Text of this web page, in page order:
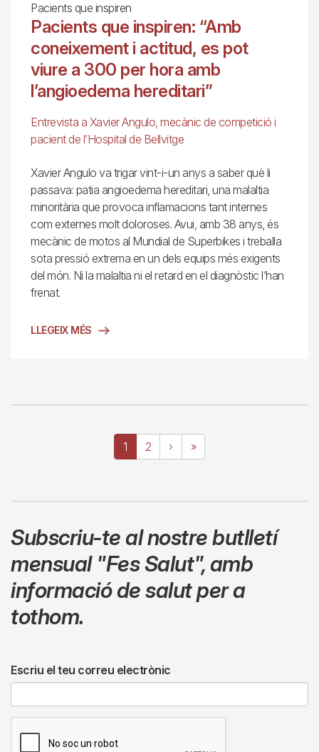
Pacients que inspiren
Pacients que inspiren: “Amb
coneixement i actitud, es pot
viure a 300 per hora amb
l’angioedema hereditari”
Entrevista a Xavier Angulo, mecànic de competició i
pacient de l’Hospital de Bellvitge
Xavier Angulo va trigar vint-i-un anys a saber què li
passava: patia angioedema hereditari, una malaltia
minoritària que provoca inflamacions tant internes
com externes molt doloroses. Avui, amb 38 anys, és
mecànic de motos al Mundial de Superbikes i treballa
sota pressió extrema en un dels equips més exigents
del món. Ni la malaltia ni el retard en el diagnòstic l’han
frenat.
LLEGEIX MÉS
Pàgina
actual
1 Page
2
Pàgina
següent
›
Última
pàgina
»
Subscriu-te al nostre butlletí
mensual "Fes Salut",amb
informació de salut per a
tothom.
Escriu el teu correu electrònic